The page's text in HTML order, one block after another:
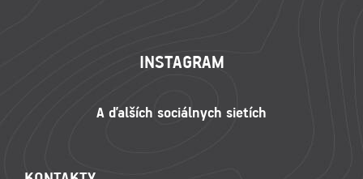
INSTAGRAM